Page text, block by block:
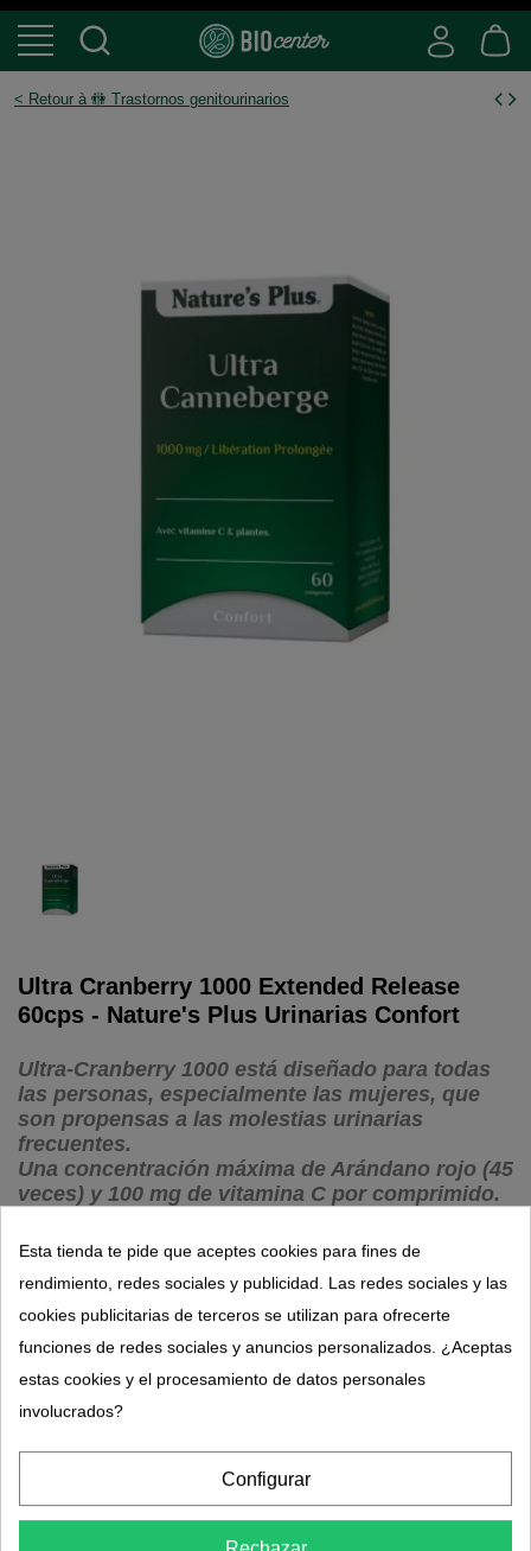
Ultra Cranberry 1000 Extended Release
60cps - Nature's Plus Urinarias Confort
Ultra-Cranberry 1000 está diseñado para todas
las personas, especialmente las mujeres, que
son propensas a las molestias urinarias
frecuentes.
Una concentración máxima de Arándano rojo (45
veces) y 100 mg de vitamina C por comprimido.
29,95 €
Esta tienda te pide que aceptes cookies para fines de
rendimiento, redes sociales y publicidad. Las redes sociales y las
cookies publicitarias de terceros se utilizan para ofrecerte
funciones de redes sociales y anuncios personalizados. ¿Aceptas
estas cookies y el procesamiento de datos personales
involucrados?
Configurar